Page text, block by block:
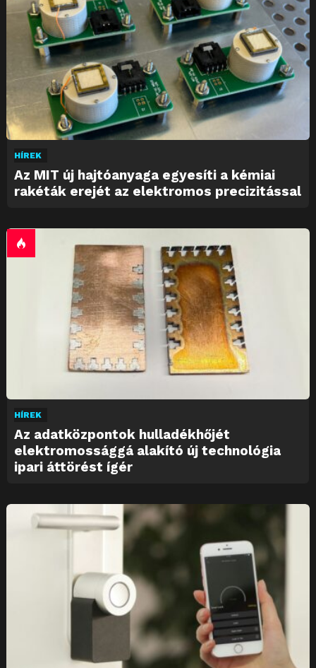
HÍREK
Az MIT új hajtóanyaga egyesíti a kémiai
rakéták erejét az elektromos precizitással
HÍREK
Az adatközpontok hulladékhőjét
elektromossággá alakító új technológia
ipari áttörést ígér